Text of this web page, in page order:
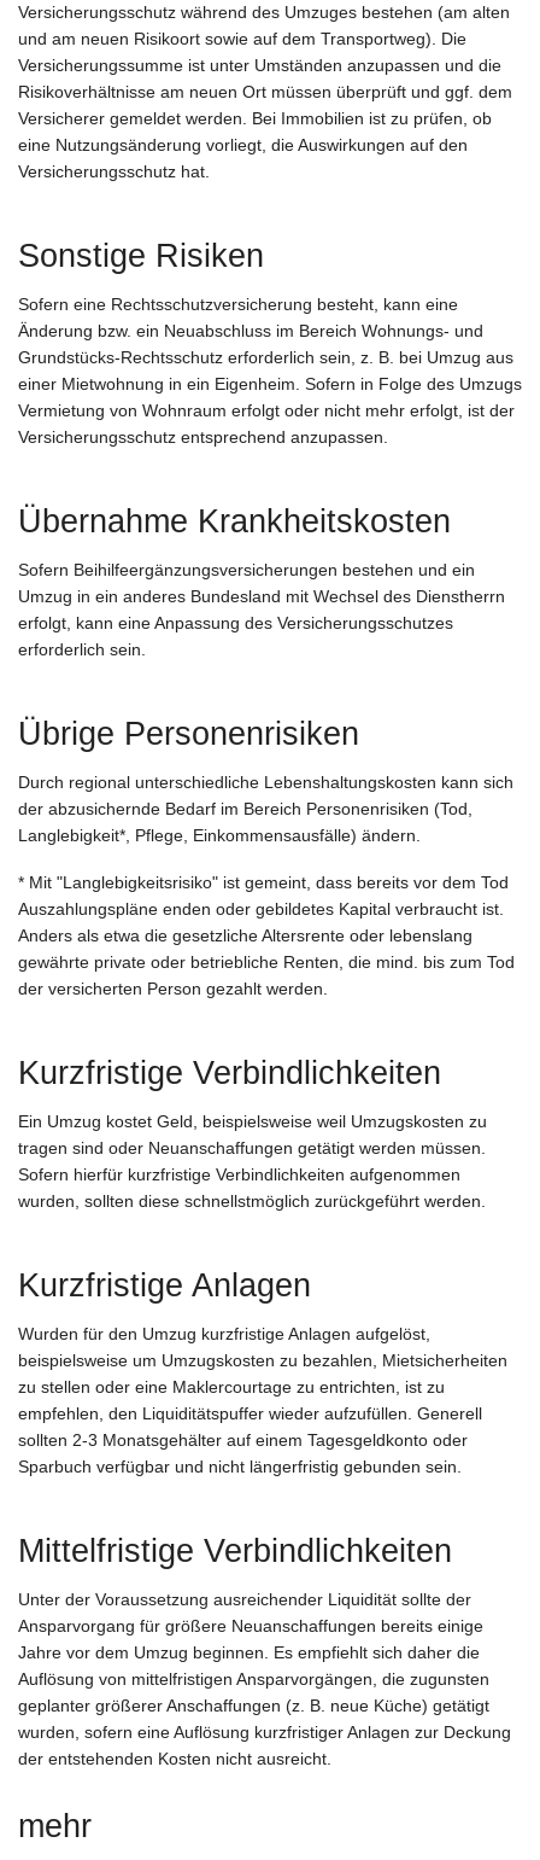
Versicherungsschutz während des Umzuges bestehen (am alten
und am neuen Risikoort sowie auf dem Transportweg). Die
Versicherungssumme ist unter Umständen anzupassen und die
Risikoverhältnisse am neuen Ort müssen überprüft und ggf. dem
Versicherer gemeldet werden. Bei Immobilien ist zu prüfen, ob
eine Nutzungsänderung vorliegt, die Auswirkungen auf den
Versicherungsschutz hat.
Sonstige Risiken
Sofern eine Rechtsschutzversicherung besteht, kann eine
Änderung bzw. ein Neuabschluss im Bereich Wohnungs- und
Grundstücks-Rechtsschutz erforderlich sein, z. B. bei Umzug aus
einer Mietwohnung in ein Eigenheim. Sofern in Folge des Umzugs
Vermietung von Wohnraum erfolgt oder nicht mehr erfolgt, ist der
Versicherungsschutz entsprechend anzupassen.
Übernahme Krankheitskosten
Sofern Beihilfeergänzungsversicherungen bestehen und ein
Umzug in ein anderes Bundesland mit Wechsel des Dienstherrn
erfolgt, kann eine Anpassung des Versicherungsschutzes
erforderlich sein.
Übrige Personenrisiken
Durch regional unterschiedliche Lebenshaltungskosten kann sich
der abzusichernde Bedarf im Bereich Personenrisiken (Tod,
Langlebigkeit*, Pflege, Einkommensausfälle) ändern.
* Mit "Langlebigkeitsrisiko" ist gemeint, dass bereits vor dem Tod
Auszahlungspläne enden oder gebildetes Kapital verbraucht ist.
Anders als etwa die gesetzliche Altersrente oder lebenslang
gewährte private oder betriebliche Renten, die mind. bis zum Tod
der versicherten Person gezahlt werden.
Kurzfristige Verbindlichkeiten
Ein Umzug kostet Geld, beispielsweise weil Umzugskosten zu
tragen sind oder Neuanschaffungen getätigt werden müssen.
Sofern hierfür kurzfristige Verbindlichkeiten aufgenommen
wurden, sollten diese schnellstmöglich zurückgeführt werden.
Kurzfristige Anlagen
Wurden für den Umzug kurzfristige Anlagen aufgelöst,
beispielsweise um Umzugskosten zu bezahlen, Mietsicherheiten
zu stellen oder eine Maklercourtage zu entrichten, ist zu
empfehlen, den Liquiditätspuffer wieder aufzufüllen. Generell
sollten 2-3 Monatsgehälter auf einem Tagesgeldkonto oder
Sparbuch verfügbar und nicht längerfristig gebunden sein.
Mittelfristige Verbindlichkeiten
Unter der Voraussetzung ausreichender Liquidität sollte der
Ansparvorgang für größere Neuanschaffungen bereits einige
Jahre vor dem Umzug beginnen. Es empfiehlt sich daher die
Auflösung von mittelfristigen Ansparvorgängen, die zugunsten
geplanter größerer Anschaffungen (z. B. neue Küche) getätigt
wurden, sofern eine Auflösung kurzfristiger Anlagen zur Deckung
der entstehenden Kosten nicht ausreicht.
mehr